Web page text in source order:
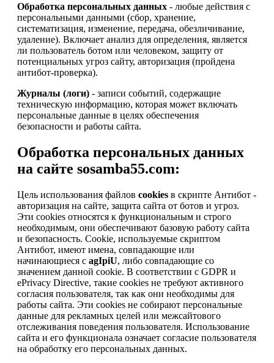
Обработка персональных данных - любые действия с
персональными данными (сбор, хранение,
систематизация, изменение, передача, обезличивание,
удаление). Включает анализ для определения, является
ли пользователь ботом или человеком, защиту от
потенциальных угроз сайту, авторизация (пройдена
антибот-проверка).
Журналы (логи) - записи событий, содержащие
техническую информацию, которая может включать
персональные данные в целях обеспечения
безопасности и работы сайта.
Обработка персональных данных
на сайте sosamba55.com:
Цель использования файлов cookies в скрипте Антибот -
авторизация на сайте, защита сайта от ботов и угроз.
Эти cookies относятся к функциональным и строго
необходимым, они обеспечивают базовую работу сайта
и безопасность. Cookie, используемые скриптом
Антибот, имеют имена, совпадающие или
начинающиеся с agIpiU, либо совпадающие со
значением данной cookie. В соответствии с GDPR и
ePrivacy Directive, такие cookies не требуют активного
согласия пользователя, так как они необходимы для
работы сайта. Эти cookies не собирают персональные
данные для рекламных целей или межсайтового
отслеживания поведения пользователя. Использование
сайта и его функционала означает согласие пользователя
на обработку его персональных данных.